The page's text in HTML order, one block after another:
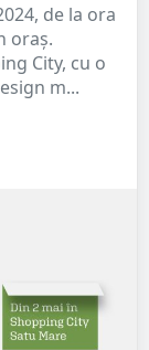
de la ora
oraș.
City, cu o
m...